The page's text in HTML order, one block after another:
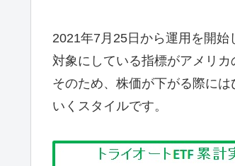
2021年7月25日から運用を開始
対象にしている指標がアメリ
そのため、株価が下がる際に
いくスタイルです。